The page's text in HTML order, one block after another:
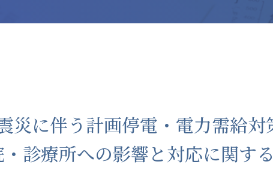
災に伴う計画停電・電力需給対
診療所への影響と対応に関す